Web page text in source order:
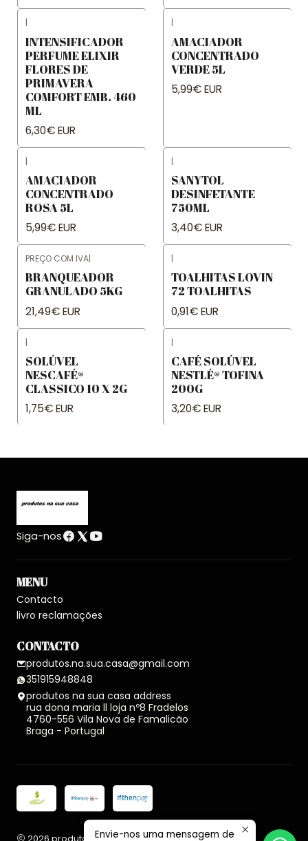
|
INTENSIFICADOR
PERFUME ELIXIR
FLORES DE
PRIMAVERA
COMFORT EMB. 460
ML
6,30€ EUR
|
AMACIADOR
CONCENTRADO
VERDE 5L
5,99€ EUR
|
AMACIADOR
CONCENTRADO
ROSA 5L
5,99€ EUR
|
SANYTOL
DESINFETANTE
750ML
3,40€ EUR
PREÇO COM IVA|
BRANQUEADOR
GRANULADO 5KG
21,49€ EUR
|
TOALHITAS LOVIN
72 TOALHITAS
0,91€ EUR
|
SOLÚVEL
NESCAFÉ®
CLASSICO 10 X 2G
1,75€ EUR
|
CAFÉ SOLÚVEL
NESTLÉ® TOFINA
200G
3,20€ EUR
Siga-nos
MENU
Contacto
livro reclamações
CONTACTO
produtos.na.sua.casa@gmail.com
351915948848
produtos na sua casa address
rua dona maria ll loja nº8 Fradelos
4760-556 Vila Nova de Famalicão
Braga - Portugal
2026 produtos na sua casa.Envie-nos uma mensagem de